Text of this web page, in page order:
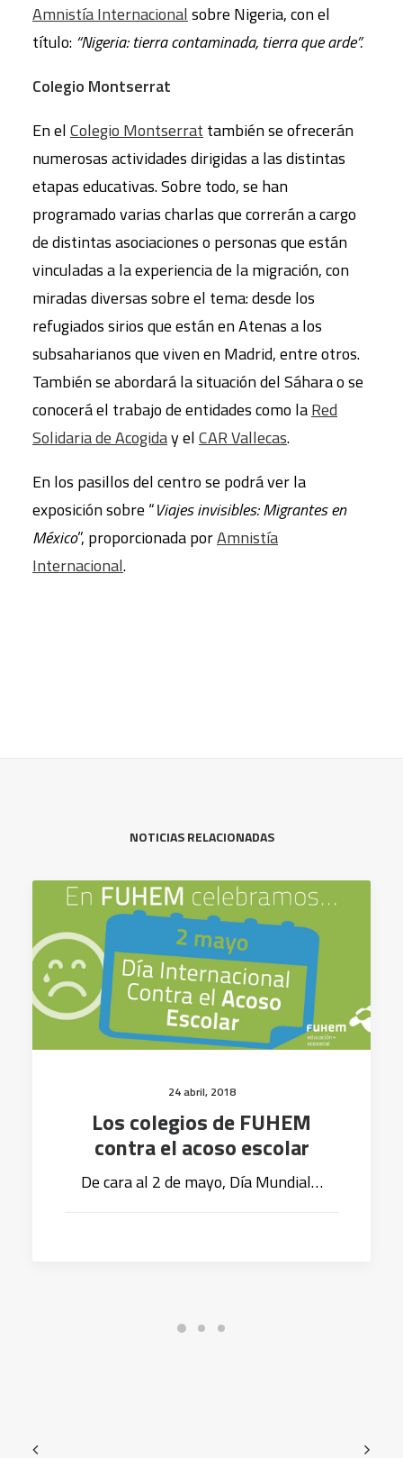
Amnistía Internacional sobre Nigeria, con el
título: “Nigeria: tierra contaminada, tierra que arde”.
Colegio Montserrat
En elColegio Montserrat también se ofrecerán
numerosas actividades dirigidas a las distintas
etapas educativas. Sobre todo, se han
programado varias charlas que correrán a cargo
de distintas asociaciones o personas que están
vinculadas a la experiencia de la migración, con
miradas diversas sobre el tema: desde los
refugiados sirios que están en Atenas a los
subsaharianos que viven en Madrid, entre otros.
También se abordará la situación del Sáhara o se
conocerá el trabajo de entidades como laRed
Solidaria de Acogiday elCAR Vallecas.
En los pasillos del centro se podrá ver la
exposición sobre “Viajes invisibles: Migrantes en
México”, proporcionada porAmnistía
Internacional.
NOTICIAS RELACIONADAS
24 abril, 2018
Los colegios de FUHEM
contra el acoso escolar
De cara al 2 de mayo, Día Mundial…